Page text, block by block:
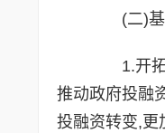
(二)基
1.开拓
推动政府投融
投融资转变,更